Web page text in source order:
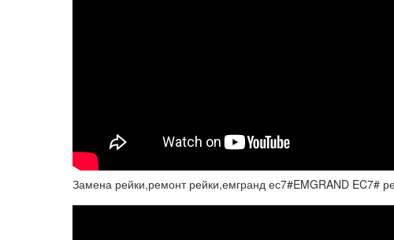
Замена рейки,ремонт рейки,емгранд ес7#EMGRAND EC7#